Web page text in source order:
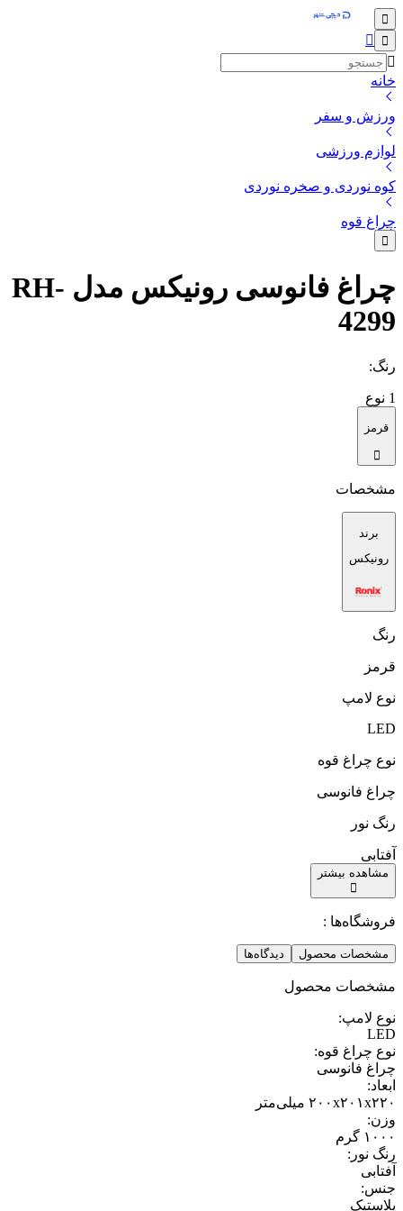
خانه
ورزش و سفر
لوازم ورزشی
کوه‌ نوردی و صخره نوردی
چراغ قوه
چراغ فانوسی رونیکس مدل RH-
4299
رنگ:
1 نوع
قرمز
مشخصات
برند
رونیکس
رنگ
قرمز
نوع لامپ
LED
نوع چراغ قوه
چراغ فانوسی
رنگ نور
آفتابی
مشاهده بیشتر
فروشگاه‌ها :
مشخصات محصول دیدگاه‌ها
مشخصات محصول
نوع لامپ:
LED
نوع چراغ قوه:
چراغ فانوسی
ابعاد:
۲۰۰x۲۰۱x۲۲۰ میلی‌متر
وزن:
۱۰۰۰ گرم
رنگ نور :
آفتابی
جنس:
پلاستیک